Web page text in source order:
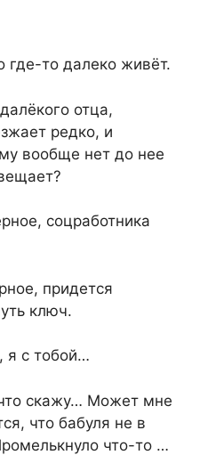
где-то далеко живёт.
отца,
редко, и
вообще нет до нее
соцработника
придется
ключ.
я с тобой…
скажу… Может мне
что бабуля не в
что-то …